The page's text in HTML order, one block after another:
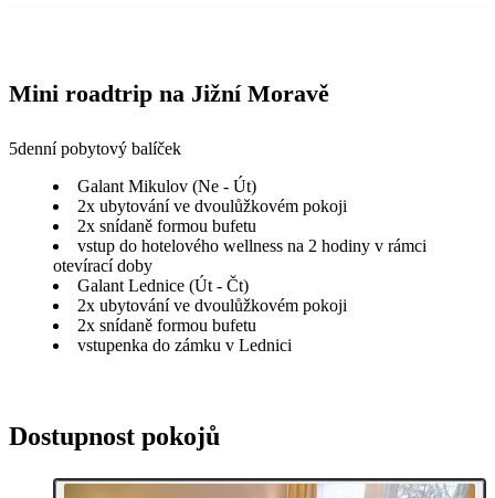
Mini roadtrip na Jižní Moravě
5denní pobytový balíček
Galant Mikulov (Ne - Út)
2x ubytování ve dvoulůžkovém pokoji
2x snídaně formou bufetu
vstup do hotelového wellness na 2 hodiny v rámci
otevírací doby
Galant Lednice (Út - Čt)
2x ubytování ve dvoulůžkovém pokoji
2x snídaně formou bufetu
vstupenka do zámku v Lednici
Dostupnost pokojů